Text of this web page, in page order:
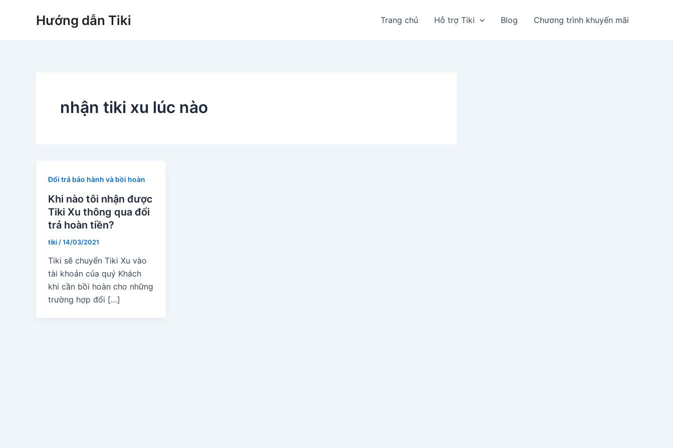
Hướng dẫn Tiki Trang chủ Hỗ trợ Tiki Blog Chương trình khuyến mãi
nhận tiki xu lúc nào
Đổi trả bảo hành và bồi hoàn
Khi nào tôi nhận được
Tiki Xu thông qua đổi
trả hoàn tiền?
tiki /14/03/2021
Tiki sẽ chuyển Tiki Xu vào
tài khoản của quý Khách
khi cần bồi hoàn cho những
trường hợp đổi […]